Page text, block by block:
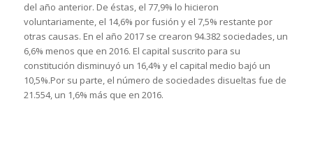
del año anterior. De éstas, el 77,9% lo hicieron
voluntariamente, el 14,6% por fusión y el 7,5% restante por
otras causas. En el año 2017 se crearon 94.382 sociedades, un
6,6% menos que en 2016. El capital suscrito para su
constitución disminuyó un 16,4% y el capital medio bajó un
10,5%.Por su parte, el número de sociedades disueltas fue de
21.554, un 1,6% más que en 2016.